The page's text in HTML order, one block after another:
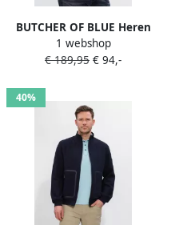
BUTCHER OF BLUE Heren
Jassen Woodford Jacket
Donkerblauw
1 webshop
€ 189,95 € 94,-
40%